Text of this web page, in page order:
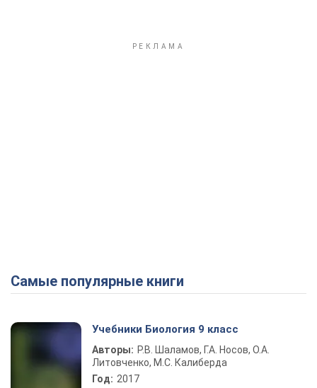
Самые популярные книги
Учебники Биология 9 класс
Авторы: Р.В. Шаламов, Г.А. Носов, О.А.
Литовченко, М.С. Калиберда
Год: 2017